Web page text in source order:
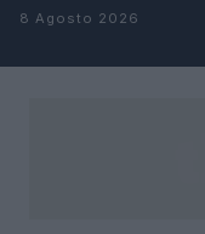
Salta al contenuto
8 Agosto 2026